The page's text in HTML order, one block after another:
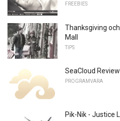
FREEBIES
Thanksgiving
Mall
TIPS
SeaCloud Review
PROGRAMVARA
Pik-Nik - Justice